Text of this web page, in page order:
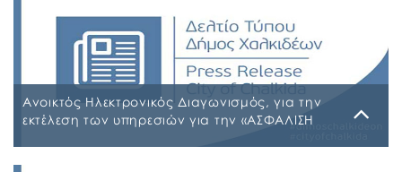
ΠΙΝΑΚΑΣ ΚΑΤΑΤΑΞΗΣ ΣΥΜΜΕΤΕΧΟΝΤΩΝ 1 ΡΗΒΖΩΗΑ-
Ρ5Τ-1 ΠΡΟΣΩΡΙΝΟΣ ΠΙΝΑΚΑΣ ΜΕΡΙΚΗΣ ΑΠΑΣΧΟΛΗΣΗΣ
ΨΔΑΚΩΗΑ-ΑΟ3 ΠΡΟΣΩΡΙΝΟΣ ΠΙΝΑΚΑΣ ΠΛΗΡΟΥΣ
ΑΠΑΣΧΟΛΗΣΗΣ ΨΦΑ4ΩΗΑ-ΦΣΒ ΠΡΟΣΩΡΙΝΟΣ ΠΙΝΑΚΑΣ
ΣΥΜΜΕΤΕΧΟΝΤΩΝ 6ΖΛΚΩΗΑ-ΠΩΗ
Ανοικτός Ηλεκτρονικός Διαγωνισμός, για την
εκτέλεση των υπηρεσιών για την «ΑΣΦΑΛΙΣΗ